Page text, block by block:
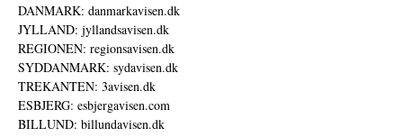
DANMARK: danmarkavisen.dk
JYLLAND: jyllandsavisen.dk
REGIONEN: regionsavisen.dk
SYDDANMARK: sydavisen.dk
TREKANTEN: 3avisen.dk
ESBJERG: esbjergavisen.com
BILLUND: billundavisen.dk